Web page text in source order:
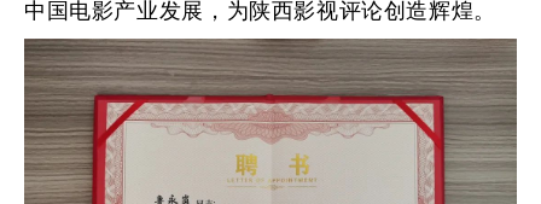
中国电影产业发展，为陕西影视评论创造辉煌。